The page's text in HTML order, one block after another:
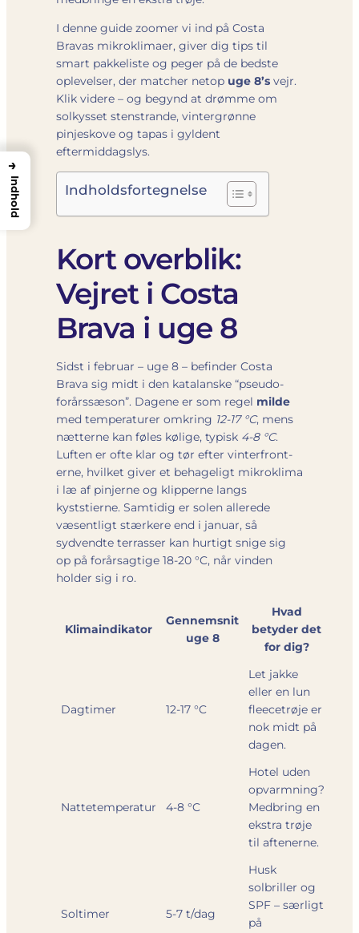
I denne guide zoomer vi ind på Costa
Bravas mikroklimaer, giver dig tips til
smart pakkeliste og peger på de bedste
oplevelser, der matcher netop uge 8’s vejr.
Klik videre – og begynd at drømme om
solkysset stenstrande, vintergrønne
pinjeskove og tapas i gyldent
eftermiddagslys.
Indholdsfortegnelse
Kort overblik:
Vejret i Costa
Brava i uge 8
Sidst i februar – uge 8 – befinder Costa
Brava sig midt i den katalanske “pseudo-
forårssæson”. Dagene er som regel milde
med temperaturer omkring 12-17 °C, mens
nætterne kan føles kølige, typisk 4-8 °C.
Luften er ofte klar og tør efter vinterfront­
erne, hvilket giver et behageligt mikroklima
i læ af pinjerne og klipperne langs
kyststierne. Samtidig er solen allerede
væsentligt stærkere end i januar, så
sydvendte terrasser kan hurtigt snige sig
op på forårsagtige 18-20 °C, når vinden
holder sig i ro.
Klimaindikator
Gennemsnit
uge 8
Hvad
betyder det
for dig?
Dagtimer 12-17 °C
Let jakke
eller en lun
fleecetrøje er
nok midt på
dagen.
Nattetemperatur 4-8 °C
Hotel uden
opvarmning?
Medbring en
ekstra trøje
til aftenerne.
Soltimer 5-7 t/dag
Husk
solbriller og
SPF – særligt
på
→
Indhold